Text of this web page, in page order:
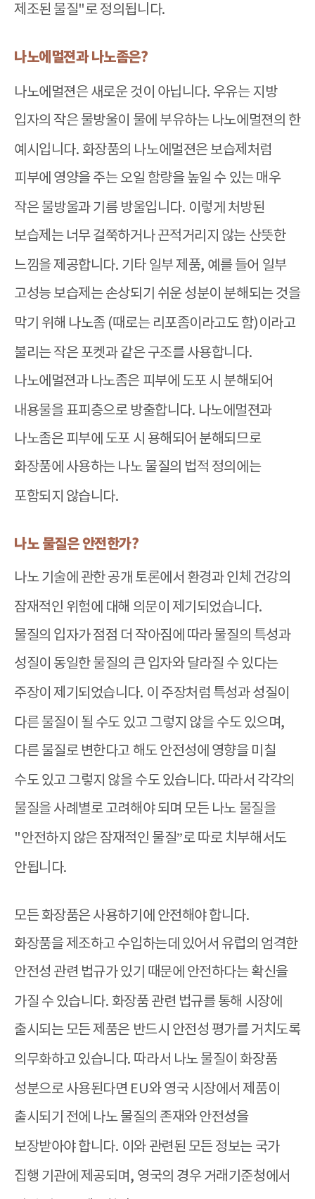
제조된 물질"로 정의됩니다.
나노에멀젼과 나노좀은?
나노에멀젼은 새로운 것이 아닙니다. 우유는 지방
입자의 작은 물방울이 물에 부유하는 나노에멀젼의 한
예시입니다. 화장품의 나노에멀젼은 보습제처럼
피부에 영양을 주는 오일 함량을 높일 수 있는 매우
작은 물방울과 기름 방울입니다. 이렇게 처방된
보습제는 너무 걸쭉하거나 끈적거리지 않는 산뜻한
느낌을 제공합니다. 기타 일부 제품, 예를 들어 일부
고성능 보습제는 손상되기 쉬운 성분이 분해되는 것을
막기 위해 나노좀 (때로는 리포좀이라고도 함)이라고
불리는 작은 포켓과 같은 구조를 사용합니다.
나노에멀젼과 나노좀은 피부에 도포 시 분해되어
내용물을 표피층으로 방출합니다. 나노에멀젼과
나노좀은 피부에 도포 시 용해되어 분해되므로
화장품에 사용하는 나노 물질의 법적 정의에는
포함되지 않습니다.
나노 물질은 안전한가?
나노 기술에 관한 공개 토론에서 환경과 인체 건강의
잠재적인 위험에 대해 의문이 제기되었습니다.
물질의 입자가 점점 더 작아짐에 따라 물질의 특성과
성질이 동일한 물질의 큰 입자와 달라질 수 있다는
주장이 제기되었습니다. 이 주장처럼 특성과 성질이
다른 물질이 될 수도 있고 그렇지 않을 수도 있으며,
다른 물질로 변한다고 해도 안전성에 영향을 미칠
수도 있고 그렇지 않을 수도 있습니다. 따라서 각각의
물질을 사례별로 고려해야 되며 모든 나노 물질을
"안전하지 않은 잠재적인 물질”로 따로 치부해서도
안됩니다.
모든 화장품은 사용하기에 안전해야 합니다.
화장품을 제조하고 수입하는데 있어서 유럽의 엄격한
안전성 관련 법규가 있기 때문에 안전하다는 확신을
가질 수 있습니다. 화장품 관련 법규를 통해 시장에
출시되는 모든 제품은 반드시 안전성 평가를 거치도록
의무화하고 있습니다. 따라서 나노 물질이 화장품
성분으로 사용된다면 EU와 영국 시장에서 제품이
출시되기 전에 나노 물질의 존재와 안전성을
보장받아야 합니다. 이와 관련된 모든 정보는 국가
집행 기관에 제공되며, 영국의 경우 거래기준청에서